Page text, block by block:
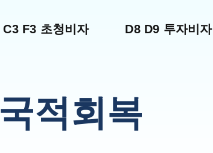
C3 F3 초청비자 D8 D9 투자비자
국적회복